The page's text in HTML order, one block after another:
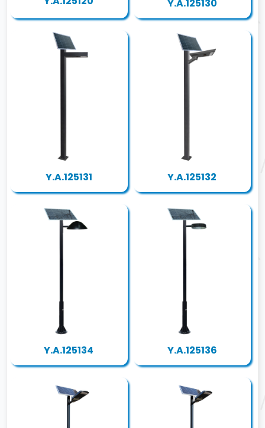
Y.A.125130
Y.A.125131 Y.A.125132
Y.A.125134 Y.A.125136